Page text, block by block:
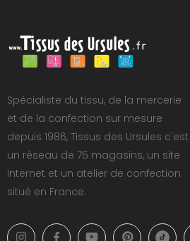
Spécialiste du tissu, de la mercerie
et de la confection sur mesure
depuis 1986, Tissus des Ursules c'est
un réseau de 75 magasins, un site
Internet et un atelier de confection
situé en France.